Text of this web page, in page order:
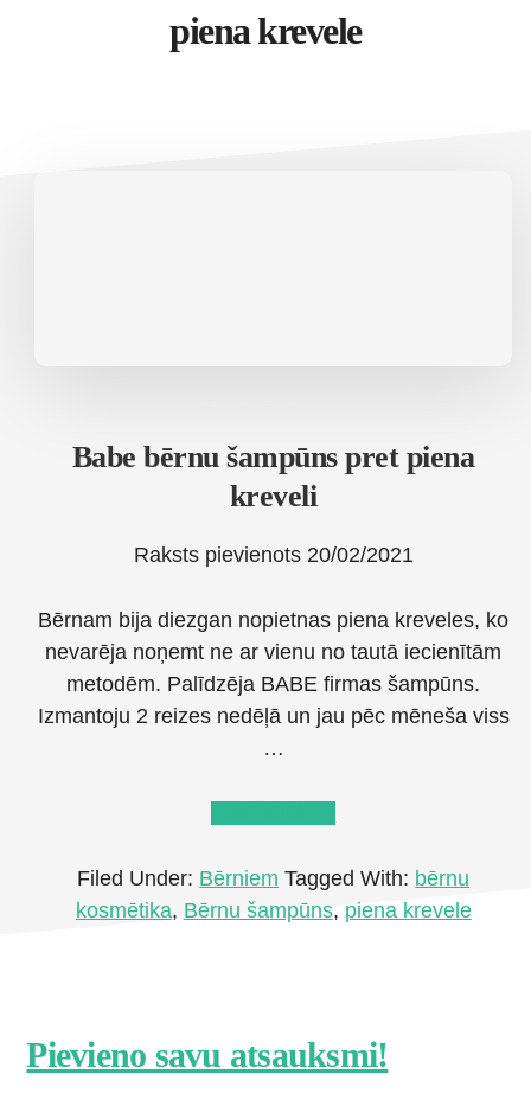
piena krevele
Babe bērnu šampūns pret piena
kreveli
Raksts pievienots 20/02/2021
Bērnam bija diezgan nopietnas piena kreveles, ko
nevarēja noņemt ne ar vienu no tautā iecienītām
metodēm. Palīdzēja BABE firmas šampūns.
Izmantoju 2 reizes nedēļā un jau pēc mēneša viss
…
bērnu
šampūns
Filed Under: Bērniem Tagged With: bērnu
kosmētika, Bērnu šampūns, piena krevele
Footer
Pievieno savu atsauksmi!